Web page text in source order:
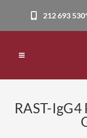
212 693
RAST-IgG4